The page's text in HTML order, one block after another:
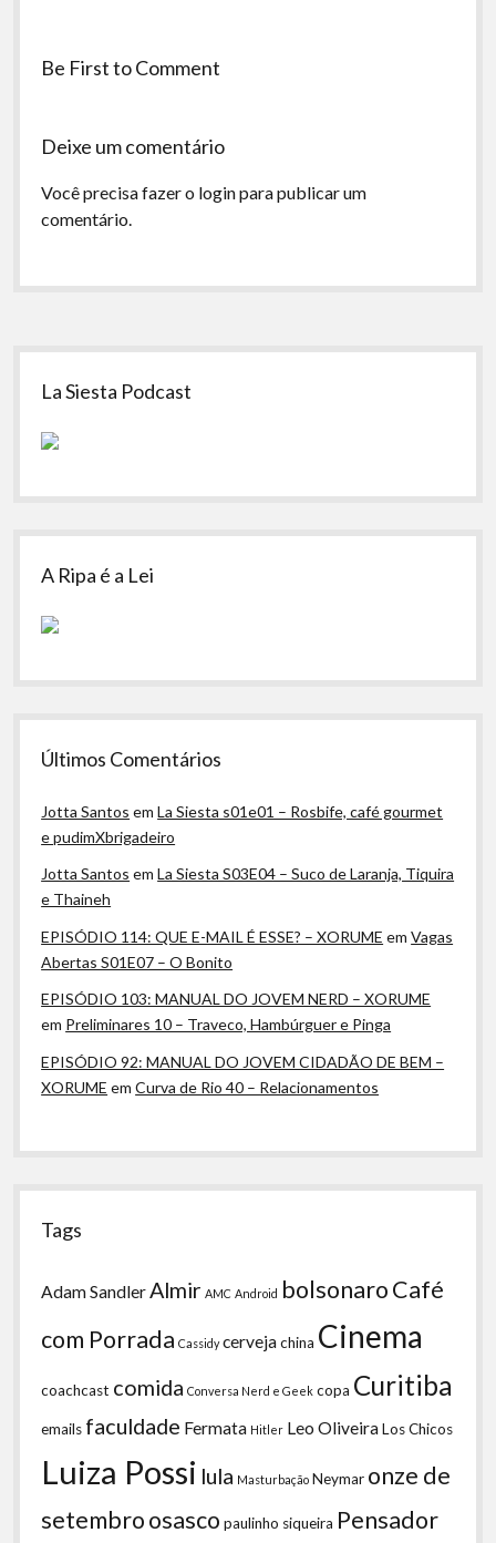
Be First to Comment
Deixe um comentário
Você precisa fazer o loginpara publicar um
comentário.
Sidebar
La Siesta Podcast
A Ripa é a Lei
Últimos Comentários
Jotta Santos emLa Siesta s01e01 – Rosbife, café gourmet
e pudimXbrigadeiro
Jotta Santos emLa Siesta S03E04 – Suco de Laranja, Tiquira
e Thaineh
EPISÓDIO 114: QUE E-MAIL É ESSE? – XORUME emVagas
Abertas S01E07 – O Bonito
EPISÓDIO 103: MANUAL DO JOVEM NERD – XORUME
em Preliminares 10 – Traveco, Hambúrguer e Pinga
EPISÓDIO 92: MANUAL DO JOVEM CIDADÃO DE BEM –
XORUME emCurva de Rio 40 – Relacionamentos
Tags
Adam SandlerAlmir AMC Android bolsonaroCafé
com Porrada Cassidy cervejachina Cinema
coachcast comida Conversa Nerd e Geek copa Curitiba
emails faculdade Fermata Hitler Leo OliveiraLos Chicos
Luiza Possi lula Masturbação Neymar onze de
setembroosasco paulinho siqueira Pensador